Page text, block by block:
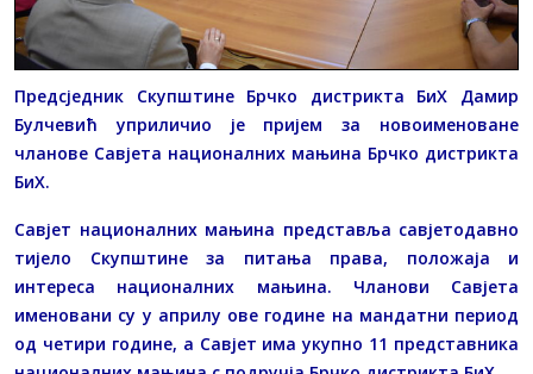
Предсједник Скупштине Брчко дистрикта БиХ Дамир
Булчевић уприличио је пријем за новоименоване
чланове Савјета националних мањина Брчко дистрикта
БиХ.
Савјет националних мањина представља савјетодавно
тијело Скупштине за питања права, положаја и
интереса националних мањина. Чланови Савјета
именовани су у априлу ове године на мандатни период
од четири године, а Савјет има укупно 11 представника